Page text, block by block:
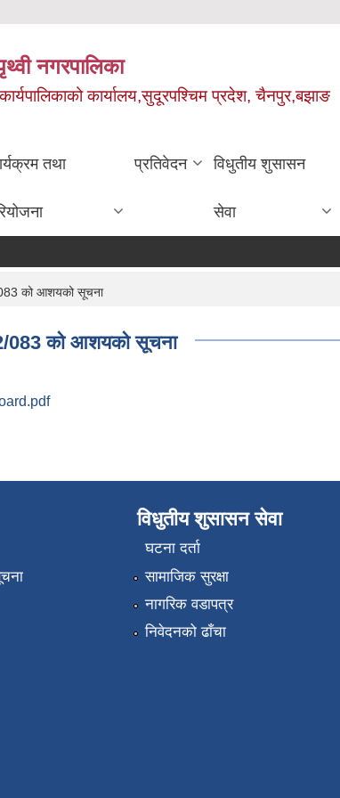
नगरपालिका
कार्यालय,सुदूरपश्चिम प्रदेश, चैनपुर,बझाङ
तथा प्रतिवेदन विधुतीय शुसासन
सेवा
को आशयको सूचना
083 को आशयको सूचना
विधुतीय शुसासन सेवा
घटना दर्ता
सामाजिक सुरक्षा
नागरिक वडापत्र
निवेदनको ढाँचा